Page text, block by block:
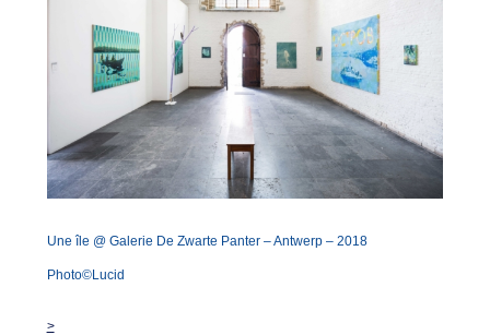
Une île @ Galerie De Zwarte Panter – Antwerp – 2018
Photo©Lucid
>